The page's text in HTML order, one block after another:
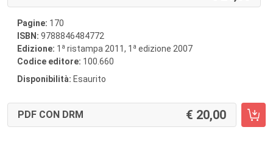
Pagine: 170
ISBN: 9788846484772
Edizione: 1 a ristampa 2011, 1 a edizione 2007
Codice editore: 100.660
Disponibilità: Esaurito
PDF CON DRM 20,00